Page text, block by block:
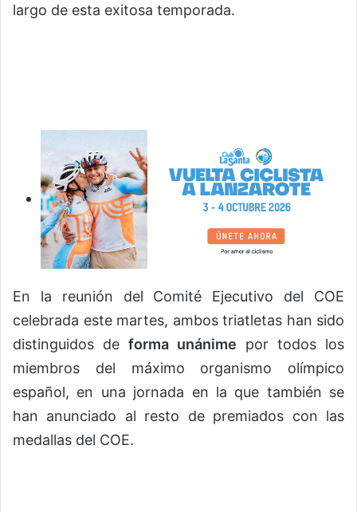
largo de esta exitosa temporada.
En la reunión del Comité Ejecutivo del COE
celebrada este martes, ambos triatletas han sido
distinguidos de forma unánime por todos los
miembros del máximo organismo olímpico
español, en una jornada en la que también se
han anunciado al resto de premiados con las
medallas del COE.